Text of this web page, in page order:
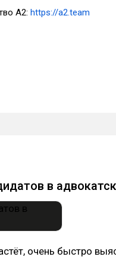
А2: https://a2.team
в
очень быстро